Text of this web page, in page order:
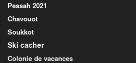
Pessah 2021
Chavouot
Soukkot
Ski cacher
Colonie de vacances